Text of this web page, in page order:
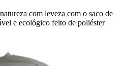
com leveza com o saco de
e ecológico feito de poliéster